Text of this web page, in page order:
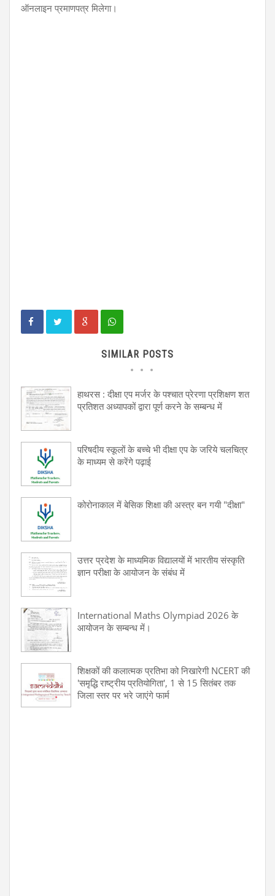
ऑनलाइन प्रमाणपत्र मिलेगा।
SIMILAR POSTS
हाथरस : दीक्षा एप मर्जर के पश्चात प्रेरणा प्रशिक्षण शत
प्रतिशत अध्यापकों द्वारा पूर्ण करने के सम्बन्ध में
परिषदीय स्कूलों के बच्चे भी दीक्षा एप के जरिये चलचित्र
के माध्यम से करेंगे पढ़ाई
कोरोनाकाल में बेसिक शिक्षा की अस्त्र बन गयी "दीक्षा"
उत्तर प्रदेश के माध्यमिक विद्यालयों में भारतीय संस्कृति
ज्ञान परीक्षा के आयोजन के संबंध में
International Maths Olympiad 2026 के
आयोजन के सम्बन्ध में।
शिक्षकों की कलात्मक प्रतिभा को निखारेगी NCERT की
'समृद्धि राष्ट्रीय प्रतियोगिता', 1 से 15 सितंबर तक
जिला स्तर पर भरे जाएंगे फार्म